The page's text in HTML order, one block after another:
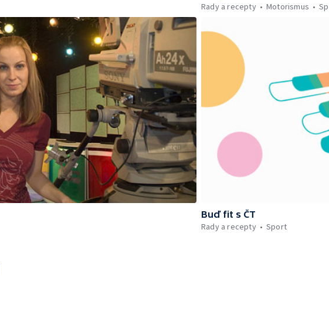
Rady a recepty
Motorismus
Buď fit s ČT
Rady a recepty
Sport